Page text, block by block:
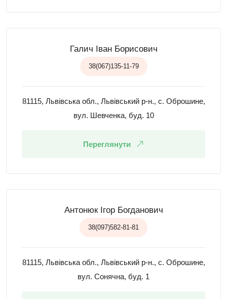
Галич Іван Борисович
38(067)135-11-79
81115, Львівська обл., Львівський р-н., с. Оброшине,
вул. Шевченка, буд. 10
Переглянути
Антонюк Ігор Богданович
38(097)582-81-81
81115, Львівська обл., Львівський р-н., с. Оброшине,
вул. Сонячна, буд. 1